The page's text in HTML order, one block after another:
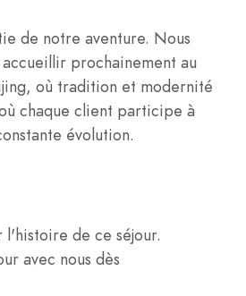
de notre aventure. Nous
prochainement au
où tradition et modernité
chaque client participe à
évolution.
de ce séjour.
avec nous dès